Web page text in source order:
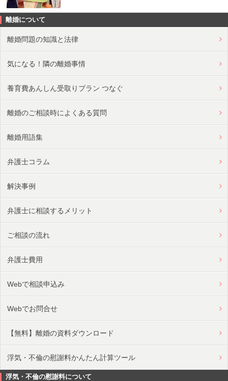
離婚について
離婚問題の知識と法律
気になる！隣の離婚事情
養育費あんしん受取りプラン つなぐ
離婚のご相談時によくある質問
離婚用語集
弁護士コラム
解決事例
弁護士に相談するメリット
ご相談の流れ
弁護士費用
Webで相談申込み
Webでお問合せ
【無料】離婚の資料ダウンロード
浮気・不倫の慰謝料かんたん計算ツール
浮気・不倫の慰謝料について